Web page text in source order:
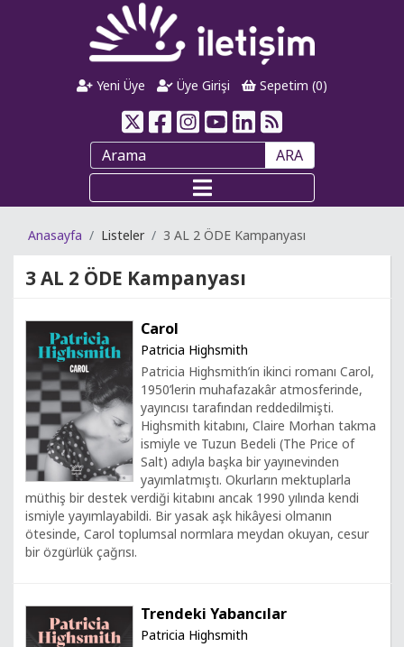
Yeni Üye Üye Girişi Sepetim (0)
ARA
Anasayfa Listeler 3 AL 2 ÖDE Kampanyası
3 AL 2 ÖDE Kampanyası
Carol
Patricia Highsmith
Patricia Highsmith’in ikinci romanı Carol,
1950’lerin muhafazakâr atmosferinde,
yayıncısı tarafından reddedilmişti.
Highsmith kitabını, Claire Morhan takma
ismiyle ve Tuzun Bedeli (The Price of
Salt) adıyla başka bir yayınevinden
yayımlatmıştı. Okurların mektuplarla
müthiş bir destek verdiği kitabını ancak 1990 yılında kendi
ismiyle yayımlayabildi. Bir yasak aşk hikâyesi olmanın
ötesinde, Carol toplumsal normlara meydan okuyan, cesur
bir özgürlük çağrısı.
Trendeki Yabancılar
Patricia Highsmith